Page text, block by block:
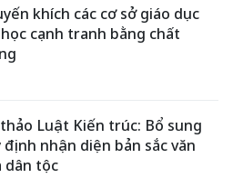
khích các cơ sở giáo dục
cạnh tranh bằng chất
Luật Kiến trúc: Bổ sung
định nhận diện bản sắc văn
dân tộc